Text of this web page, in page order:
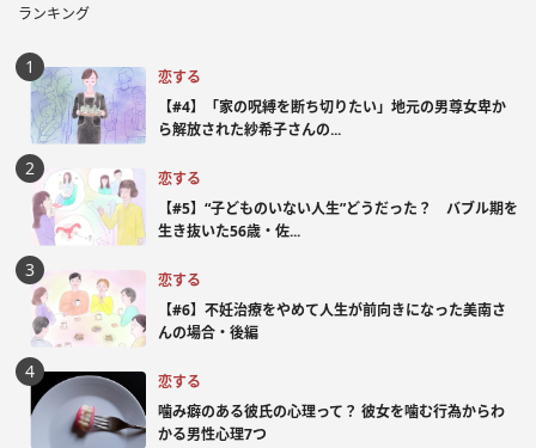
ランキング
恋する
【#4】「家の呪縛を断ち切りたい」地元の男尊女卑か
ら解放された紗希子さんの...
恋する
【#5】“子どものいない人生”どうだった？ バブル期を
生き抜いた56歳・佐...
恋する
【#6】不妊治療をやめて人生が前向きになった美南さ
んの場合・後編
恋する
噛み癖のある彼氏の心理って？ 彼女を噛む行為からわ
かる男性心理7つ